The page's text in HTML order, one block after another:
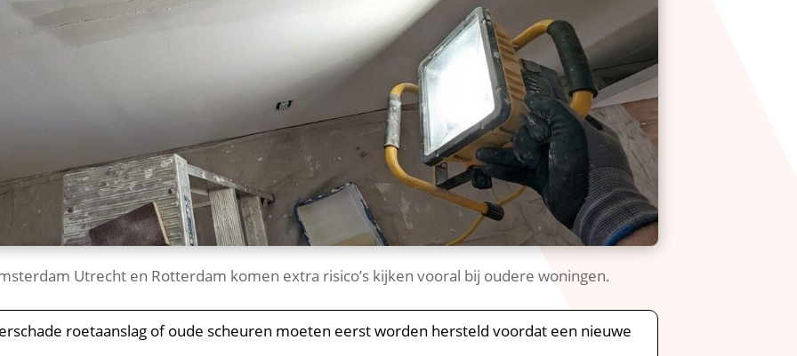
Utrecht en Rotterdam komen extra risico’s kijken vooral bij oudere woningen.​
roetaanslag of oude scheuren moeten eerst worden hersteld voordat een nieuwe